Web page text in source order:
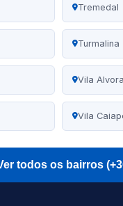
Tremedal
Turmalina
Vila
Vila
todos os bairros